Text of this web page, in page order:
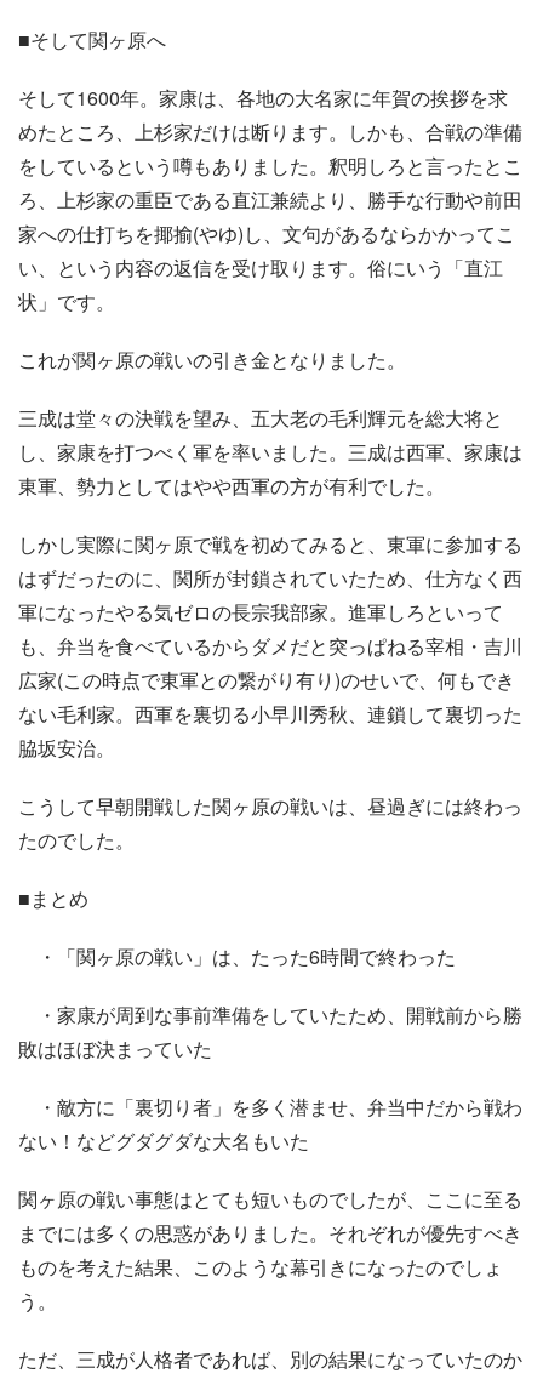
■そして関ヶ原へ
そして1600年。家康は、各地の大名家に年賀の挨拶を求
めたところ、上杉家だけは断ります。しかも、合戦の準備
をしているという噂もありました。釈明しろと言ったとこ
ろ、上杉家の重臣である直江兼続より、勝手な行動や前田
家への仕打ちを揶揄(やゆ)し、文句があるならかかってこ
い、という内容の返信を受け取ります。俗にいう「直江
状」です。
これが関ヶ原の戦いの引き金となりました。
三成は堂々の決戦を望み、五大老の毛利輝元を総大将と
し、家康を打つべく軍を率いました。三成は西軍、家康は
東軍、勢力としてはやや西軍の方が有利でした。
しかし実際に関ヶ原で戦を初めてみると、東軍に参加する
はずだったのに、関所が封鎖されていたため、仕方なく西
軍になったやる気ゼロの長宗我部家。進軍しろといって
も、弁当を食べているからダメだと突っぱねる宰相・吉川
広家(この時点で東軍との繋がり有り)のせいで、何もでき
ない毛利家。西軍を裏切る小早川秀秋、連鎖して裏切った
脇坂安治。
こうして早朝開戦した関ヶ原の戦いは、昼過ぎには終わっ
たのでした。
■まとめ
・「関ヶ原の戦い」は、たった6時間で終わった
・家康が周到な事前準備をしていたため、開戦前から勝
敗はほぼ決まっていた
・敵方に「裏切り者」を多く潜ませ、弁当中だから戦わ
ない！などグダグダな大名もいた
関ヶ原の戦い事態はとても短いものでしたが、ここに至る
までには多くの思惑がありました。それぞれが優先すべき
ものを考えた結果、このような幕引きになったのでしょ
う。
ただ、三成が人格者であれば、別の結果になっていたのか